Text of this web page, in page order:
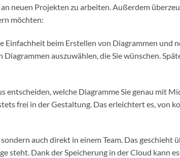
neuen Projekten zu arbeiten. Außerdem
möchten:
beim Erstellen von Diagrammen und
auszuwählen, die Sie wünschen.
entscheiden, welche Diagramme Sie genau mit
frei in der Gestaltung. Das erleichtert es, von
auch direkt in einem Team. Das geschieht
steht. Dank der Speicherung in der Cloud kann